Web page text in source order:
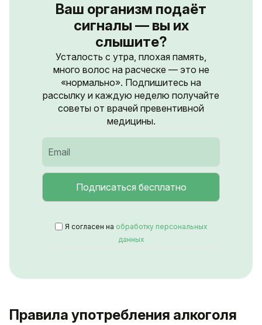
Ваш организм подаёт
сигналы — вы их
слышите?
Усталость с утра, плохая память,
много волос на расческе — это не
«нормально». Подпишитесь на
рассылку и каждую неделю получайте
советы от врачей превентивной
медицины.
Я согласен на обработку персональных
данных
Правила употребления алкоголя